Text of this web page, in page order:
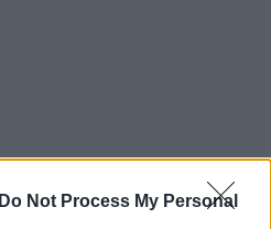
Do Not Process My Personal